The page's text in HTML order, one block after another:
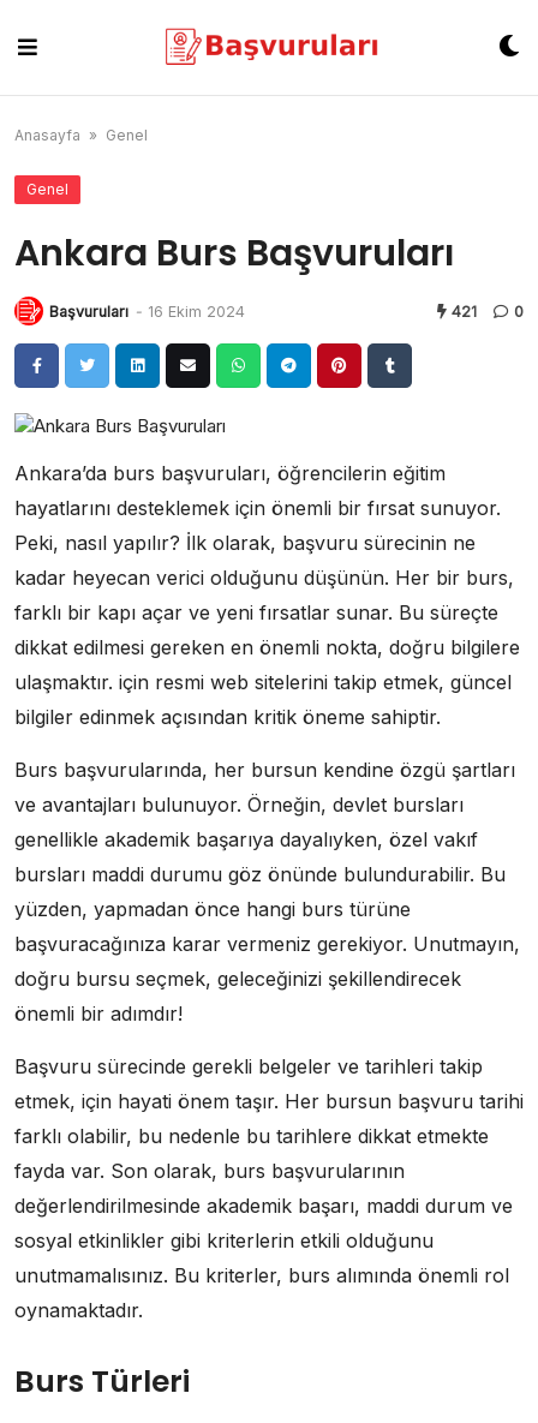
content
Anasayfa » Genel
Genel
Ankara Burs Başvuruları
Başvuruları - 16 Ekim 2024 421 0
Ankara’da burs başvuruları, öğrencilerin eğitim
hayatlarını desteklemek için önemli bir fırsat sunuyor.
Peki, nasıl yapılır? İlk olarak, başvuru sürecinin ne
kadar heyecan verici olduğunu düşünün. Her bir burs,
farklı bir kapı açar ve yeni fırsatlar sunar. Bu süreçte
dikkat edilmesi gereken en önemli nokta, doğru bilgilere
ulaşmaktır. için resmi web sitelerini takip etmek, güncel
bilgiler edinmek açısından kritik öneme sahiptir.
Burs başvurularında, her bursun kendine özgü şartları
ve avantajları bulunuyor. Örneğin, devlet bursları
genellikle akademik başarıya dayalıyken, özel vakıf
bursları maddi durumu göz önünde bulundurabilir. Bu
yüzden, yapmadan önce hangi burs türüne
başvuracağınıza karar vermeniz gerekiyor. Unutmayın,
doğru bursu seçmek, geleceğinizi şekillendirecek
önemli bir adımdır!
Başvuru sürecinde gerekli belgeler ve tarihleri takip
etmek, için hayati önem taşır. Her bursun başvuru tarihi
farklı olabilir, bu nedenle bu tarihlere dikkat etmekte
fayda var. Son olarak, burs başvurularının
değerlendirilmesinde akademik başarı, maddi durum ve
sosyal etkinlikler gibi kriterlerin etkili olduğunu
unutmamalısınız. Bu kriterler, burs alımında önemli rol
oynamaktadır.
Burs Türleri